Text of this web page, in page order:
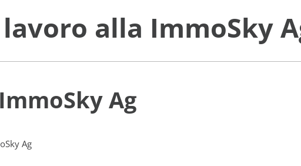
alla ImmoSky
Ag
Ag